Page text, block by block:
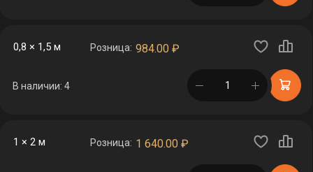
0,8 × 1,5 м Розница: 984.00 ₽
В наличии: 4 в корзине
1 × 2 м Розница: 1 640.00 ₽